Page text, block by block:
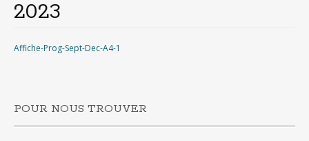
2023
Affiche-Prog-Sept-Dec-A4-1
POUR NOUS TROUVER